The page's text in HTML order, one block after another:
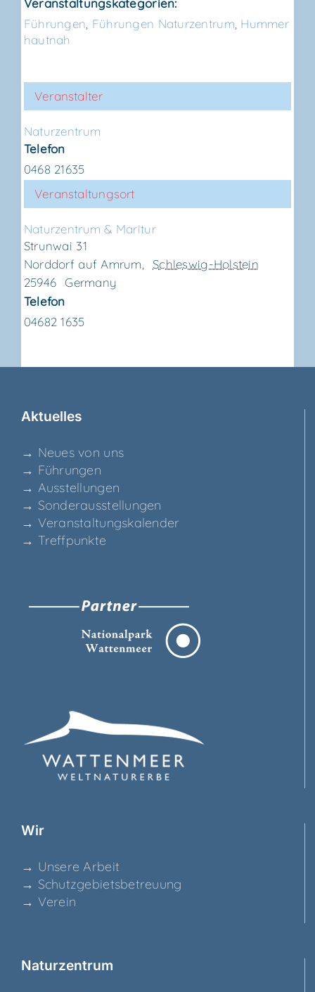
Veranstaltungskategorien:
Führungen Führungen Naturzentrum Hummer
hautnah
Veranstaltungsort
Natur­zen­trum & Maritur
Strunwai 31
Norddorf auf Amrum
Schleswig-Holstein
25946 Germany
Telefon
04682 1635
Veranstalter
Natur­zen­trum
Telefon
0468 21635
Aktu­el­les
→ Neu­es von uns
→ Füh­run­gen
→ Aus­stel­lun­gen
→ Son­der­aus­stel­lun­gen
→ Ver­an­stal­tungs­ka­len­der
→ Treff­punk­te
Wir
→ Unse­re Arbeit
→ Schutz­ge­biets­be­treu­ung
→ Ver­ein
Natur­zen­trum